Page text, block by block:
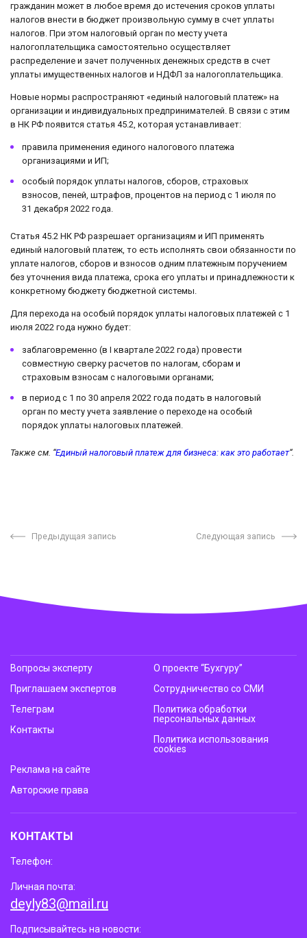
гражданин может в любое время до истечения сроков уплаты
налогов внести в бюджет произвольную сумму в счет уплаты
налогов. При этом налоговый орган по месту учета
налогоплательщика самостоятельно осуществляет
распределение и зачет полученных денежных средств в счет
уплаты имущественных налогов и НДФЛ за налогоплательщика.
Новые нормы распространяют «единый налоговый платеж» на
организации и индивидуальных предпринимателей. В связи с этим
в НК РФ появится статья 45.2, которая устанавливает:
правила применения единого налогового платежа
организациями и ИП;
особый порядок уплаты налогов, сборов, страховых
взносов, пеней, штрафов, процентов на период с 1 июля по
31 декабря 2022 года.
Статья 45.2 НК РФ разрешает организациям и ИП применять
единый налоговый платеж, то есть исполнять свои обязанности по
уплате налогов, сборов и взносов одним платежным поручением
без уточнения вида платежа, срока его уплаты и принадлежности к
конкретному бюджету бюджетной системы.
Для перехода на особый порядок уплаты налоговых платежей с 1
июля 2022 года нужно будет:
заблаговременно (в I квартале 2022 года) провести
совместную сверку расчетов по налогам, сборам и
страховым взносам с налоговыми органами;
в период с 1 по 30 апреля 2022 года подать в налоговый
орган по месту учета заявление о переходе на особый
порядок уплаты налоговых платежей.
Также см. “Единый налоговый платеж для бизнеса: как это работает“.
Предыдущая запись Следующая запись
Вопросы эксперту
Приглашаем экспертов
Телеграм
Контакты
О проекте “Бухгуру”
Сотрудничество со СМИ
Политика обработки
персональных данных
Политика использования
cookies
Реклама на сайте
Авторские права
КОНТАКТЫ
Телефон:
Личная почта:
deyly83@mail.ru
Подписывайтесь на новости: